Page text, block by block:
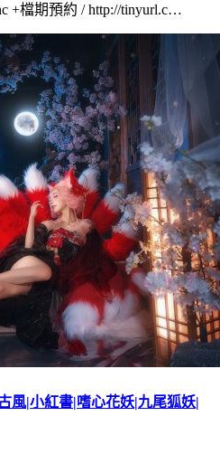
+檔期預約 / http://tinyurl.c…
風|小紅書|嗜心花妖|九尾狐妖|